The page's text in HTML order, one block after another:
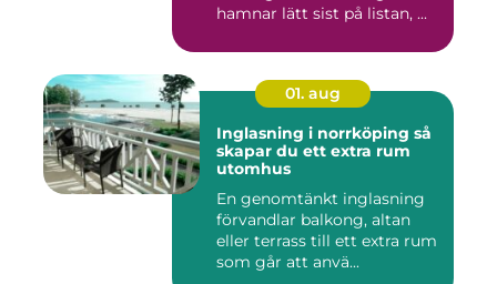
hamnar lätt sist på listan, ...
01. aug
Inglasning i norrköping så
skapar du ett extra rum
utomhus
En genomtänkt inglasning
förvandlar balkong, altan
eller terrass till ett extra rum
som går att anvä...